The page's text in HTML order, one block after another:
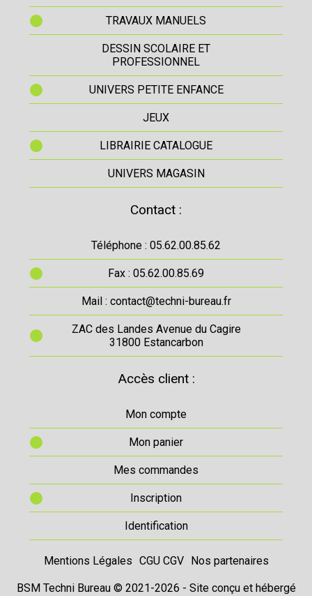
TRAVAUX MANUELS
DESSIN SCOLAIRE ET
PROFESSIONNEL
UNIVERS PETITE ENFANCE
JEUX
LIBRAIRIE CATALOGUE
UNIVERS MAGASIN
Contact :
Téléphone : 05.62.00.85.62
Fax : 05.62.00.85.69
Mail : contact@techni-bureau.fr
ZAC des Landes Avenue du Cagire
31800 Estancarbon
Accès client :
Mon compte
Mon panier
Mes commandes
Inscription
Identification
Mentions Légales CGU CGV Nos partenaires
BSM Techni Bureau © 2021-2026 - Site conçu et hébergé